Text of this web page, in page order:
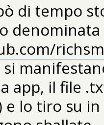
di tempo
denominata
si
app, il file
lo tiro su in